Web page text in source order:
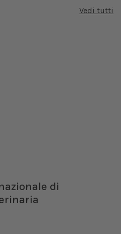
Vedi tutti
di